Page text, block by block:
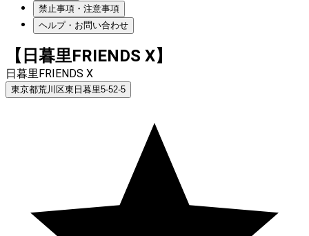
禁止事項・注意事項
ヘルプ・お問い合わせ
【日暮里FRIENDS X】
日暮里FRIENDS X
東京都荒川区東日暮里5-52-5